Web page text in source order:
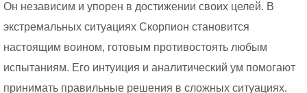
Он независим и упорен в достижении своих целей. В
экстремальных ситуациях Скорпион становится
настоящим воином, готовым противостоять любым
испытаниям. Его интуиция и аналитический ум помогают
принимать правильные решения в сложных ситуациях.